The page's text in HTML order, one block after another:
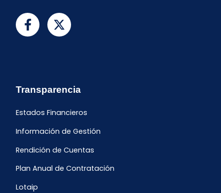
Transparencia
Estados Financieros
Información de Gestión
Rendición de Cuentas
Plan Anual de Contratación
Lotaip